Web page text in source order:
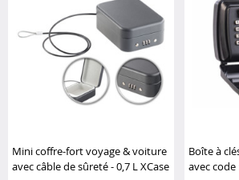
Mini coffre-fort voyage & voiture
avec câble de sûreté - 0,7 L XCase
Boîte à
avec code